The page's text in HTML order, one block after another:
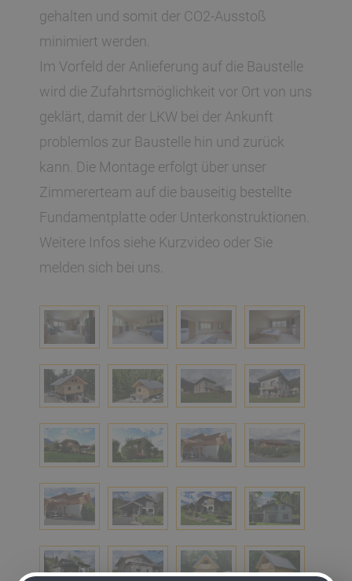
gehalten und somit der CO2-Ausstoß
minimiert werden.
Im Vorfeld der Anlieferung auf die Baustelle
wird die Zufahrtsmöglichkeit vor Ort von uns
geklärt, damit der LKW bei der Ankunft
problemlos zur Baustelle hin und zurück
kann. Die Montage erfolgt über unser
Zimmererteam auf die bauseitig bestellte
Fundamentplatte oder Unterkonstruktionen.
Weitere Infos siehe Kurzvideo oder Sie
melden sich bei uns.